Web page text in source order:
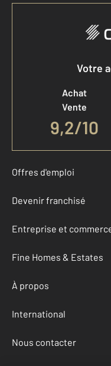
Votre
Achat
Vente
9,2/10
Offres d'emploi
Devenir franchisé
Entreprise et
Fine Homes & Estates
À propos
International
Nous contacter